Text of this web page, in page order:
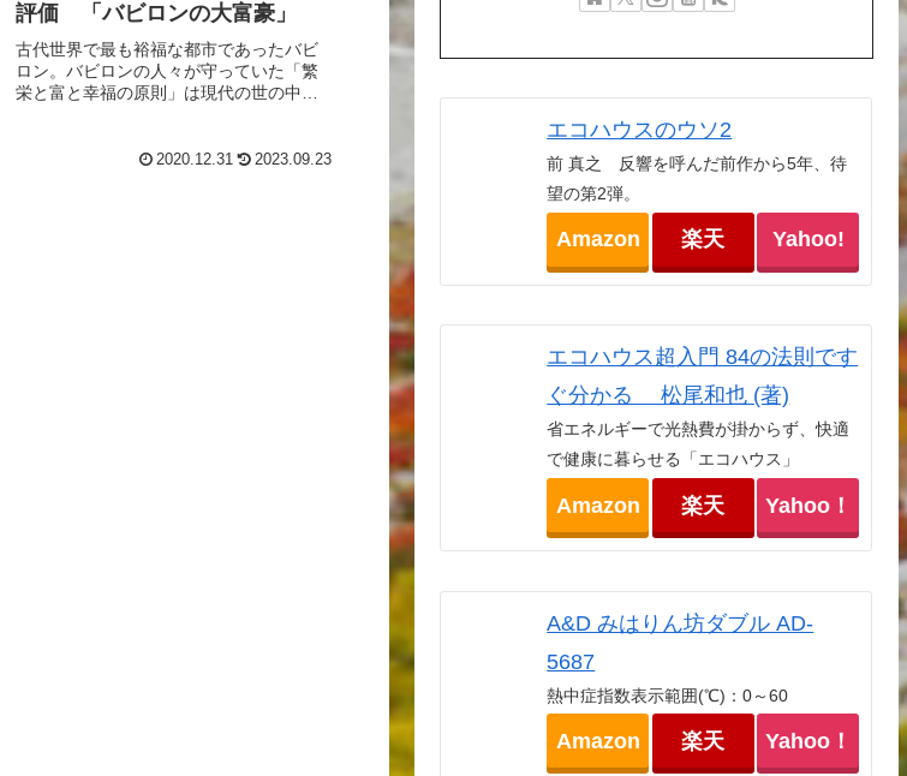
評価 「バビロンの大富豪」
古代世界で最も裕福な都市であったバビ
ロン。バビロンの人々が守っていた「繁
栄と富と幸福の原則」は現代の世の中に
栄と富と幸福の原則」を学ぶ本。この本
2020.12.31 2023.09.23
エコハウスのウソ2
前 真之 反響を呼んだ前作から5年、待
望の第2弾。
Amazon 楽天 Yahoo!
エコハウス超入門 84の法則です
ぐ分かる 松尾和也 (著)
省エネルギーで光熱費が掛からず、快適
で健康に暮らせる「エコハウス」
Amazon 楽天 Yahoo！
A&D みはりん坊ダブル AD-
5687
熱中症指数表示範囲(℃)：0～60
Amazon 楽天 Yahoo！